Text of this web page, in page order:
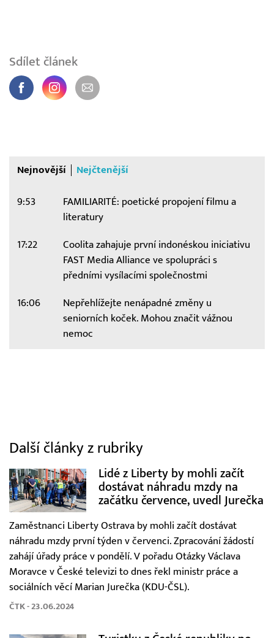
Sdílet článek
Nejnovější Nejčtenější
9:53
FAMILIARITÉ: poetické propojení filmu a
literatury
17:22
Coolita zahajuje první indonéskou iniciativu
FAST Media Alliance ve spolupráci s
předními vysílacími společnostmi
16:06
Nepřehlížejte nenápadné změny u
seniorních koček. Mohou značit vážnou
nemoc
Další články z rubriky
Lidé z Liberty by mohli začít
dostávat náhradu mzdy na
začátku července, uvedl Jurečka
Zaměstnanci Liberty Ostrava by mohli začít dostávat
náhradu mzdy první týden v červenci. Zpracování žádostí
zahájí úřady práce v pondělí. V pořadu Otázky Václava
Moravce v České televizi to dnes řekl ministr práce a
sociálních věcí Marian Jurečka (KDU-ČSL).
ČTK - 23.06.2024